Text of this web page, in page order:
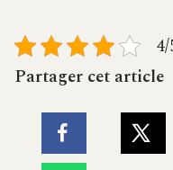
Partager cet article